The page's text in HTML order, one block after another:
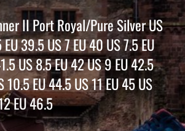
II Port Royal/Pure Silver US
39.5 US 7 EU 40 US 7.5 EU
US 8.5 EU 42 US 9 EU 42.5
10.5 EU 44.5 US 11 EU 45 US
EU 46.5